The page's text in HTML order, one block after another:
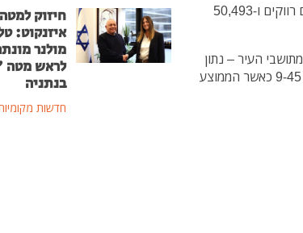
בנוסף התפרסם הסטטוס של תושבי נתניה. בנתניה 57,786 גברים רווקים ו-50,493
מבחינת גילאי תושבי נתניה, תושבים בגילאי 46-55 מהווים 10.6% מתושבי העיר – נתון
הזהה לממוצע הארצי בגילאים אלה. 33.8% מתושבי נתניה בגילאי 9-45 כאשר הממוצע
חיזוק למטה
איזנקוט:
מולנר
לראש
בנתניה
חדשות